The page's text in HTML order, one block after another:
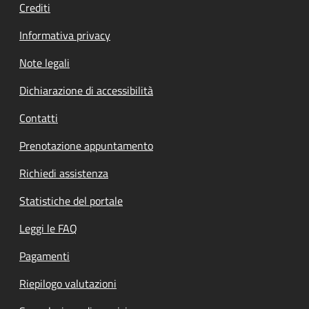
Crediti
Informativa privacy
Note legali
Dichiarazione di accessibilità
Contatti
Prenotazione appuntamento
Richiedi assistenza
Statistiche del portale
Leggi le FAQ
Pagamenti
Riepilogo valutazioni